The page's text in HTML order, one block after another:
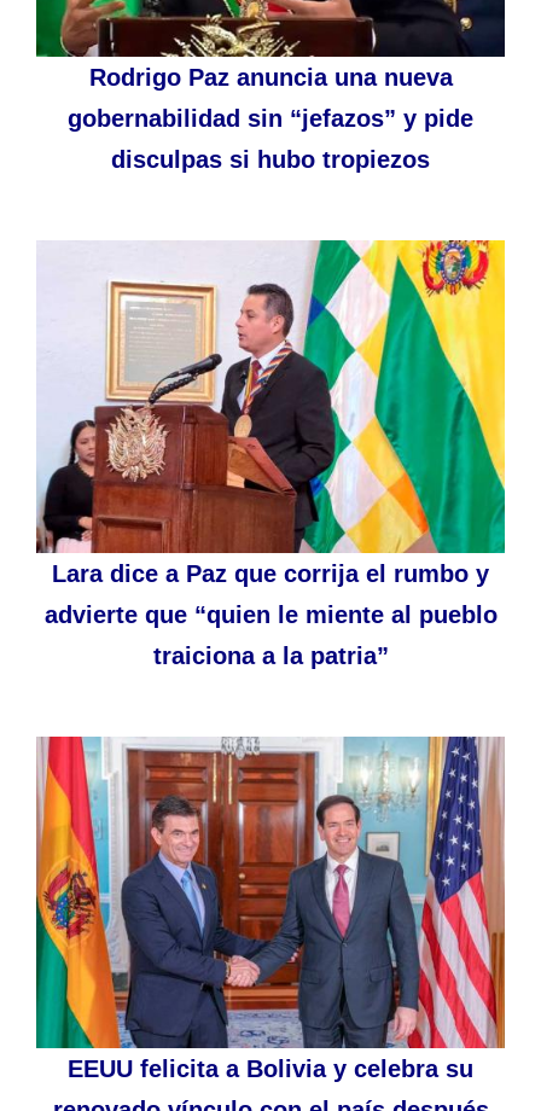
Rodrigo Paz anuncia una nueva
gobernabilidad sin “jefazos” y pide
disculpas si hubo tropiezos
Lara dice a Paz que corrija el rumbo y
advierte que “quien le miente al pueblo
traiciona a la patria”
EEUU felicita a Bolivia y celebra su